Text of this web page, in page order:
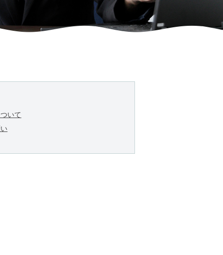
いて